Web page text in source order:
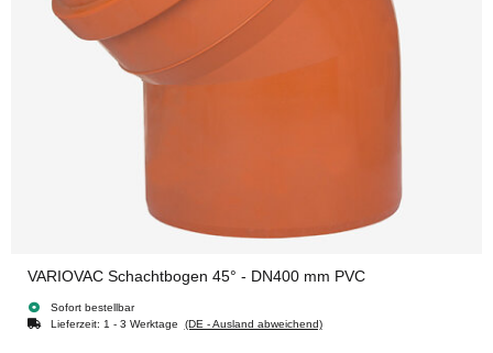
VARIOVAC Schachtbogen 45° - DN400 mm PVC
Sofort bestellbar
Lieferzeit: 1 - 3 Werktage (DE - Ausland abweichend)